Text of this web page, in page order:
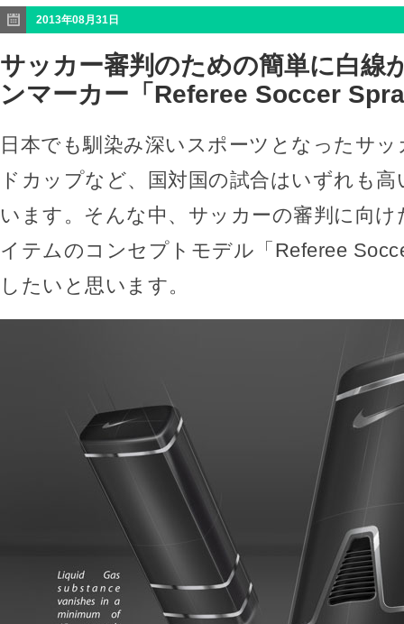
2013年08月31日
サッカー審判のための簡単に白線
ンマーカー「Referee Soccer
日本でも馴染み深いスポーツとなったサ
ドカップなど、国対国の試合はいずれも
います。そんな中、サッカーの審判に向
イテムのコンセプトモデル「Referee
したいと思います。